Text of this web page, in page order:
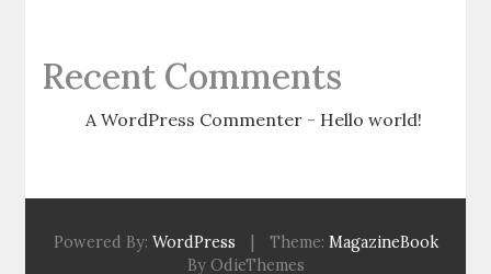
Recent Comments
A WordPress Commenter - Hello world!
Powered By: WordPress Theme: MagazineBook
By OdieThemes